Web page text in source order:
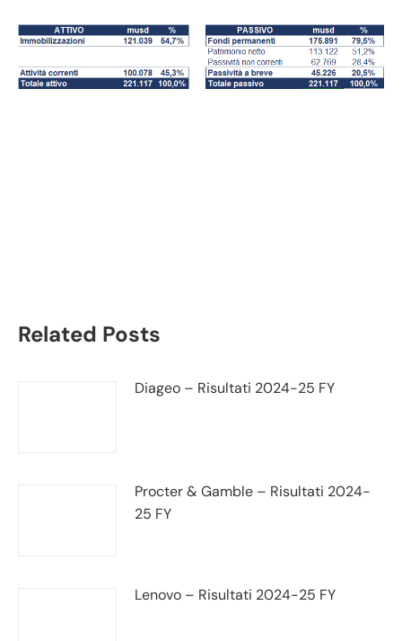
Related Posts
Diageo – Risultati 2024-25 FY
Procter & Gamble – Risultati 2024-
25 FY
Lenovo – Risultati 2024-25 FY